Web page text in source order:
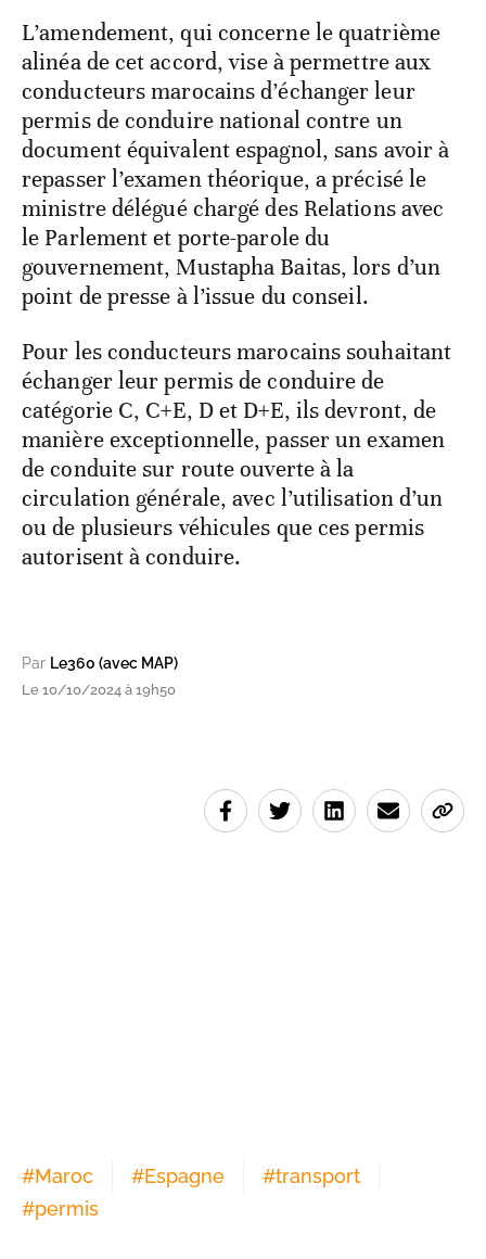
L’amendement, qui concerne le quatrième
alinéa de cet accord, vise à permettre aux
conducteurs marocains d’échanger leur
permis de conduire national contre un
document équivalent espagnol, sans avoir à
repasser l’examen théorique, a précisé le
ministre délégué chargé des Relations avec
le Parlement et porte-parole du
gouvernement, Mustapha Baitas, lors d’un
point de presse à l’issue du conseil.
Pour les conducteurs marocains souhaitant
échanger leur permis de conduire de
catégorie C, C+E, D et D+E, ils devront, de
manière exceptionnelle, passer un examen
de conduite sur route ouverte à la
circulation générale, avec l’utilisation d’un
ou de plusieurs véhicules que ces permis
autorisent à conduire.
Par Le360 (avec MAP)
Le 10/10/2024 à 19h50
#Maroc #Espagne #transport
#permis